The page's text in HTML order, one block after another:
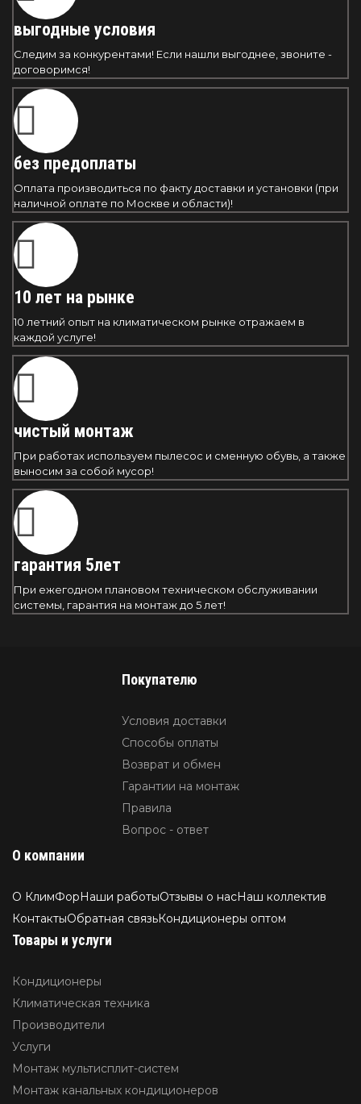
выгодные условия
Следим за конкурентами! Если нашли выгоднее, звоните -
договоримся!
без предоплаты
Оплата производиться по факту доставки и установки (при
наличной оплате по Москве и области)!
10 лет на рынке
10 летний опыт на климатическом рынке отражаем в
каждой услуге!
чистый монтаж
При работах используем пылесос и сменную обувь, а также
выносим за собой мусор!
гарантия 5лет
При ежегодном плановом техническом обслуживании
системы, гарантия на монтаж до 5 лет!
Покупателю
Условия доставки
Способы оплаты
Возврат и обмен
Гарантии на монтаж
Правила
Вопрос - ответ
О компании
О КлимФорНаши работыОтзывы о насНаш коллектив
КонтактыОбратная связьКондиционеры оптом
Товары и услуги
Кондиционеры
Климатическая техника
Производители
Услуги
Монтаж мультисплит-систем
Монтаж канальных кондиционеров